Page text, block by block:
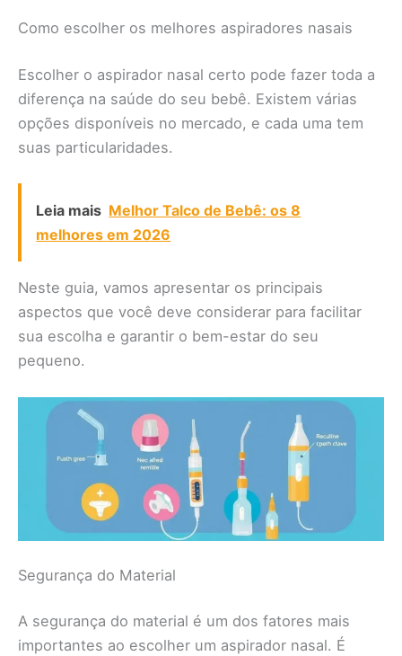
Como escolher os melhores aspiradores nasais
Escolher o aspirador nasal certo pode fazer toda a
diferença na saúde do seu bebê. Existem várias
opções disponíveis no mercado, e cada uma tem
suas particularidades.
Leia mais Melhor Talco de Bebê: os 8
melhores em 2026
Neste guia, vamos apresentar os principais
aspectos que você deve considerar para facilitar
sua escolha e garantir o bem-estar do seu
pequeno.
Segurança do Material
A segurança do material é um dos fatores mais
importantes ao escolher um aspirador nasal. É